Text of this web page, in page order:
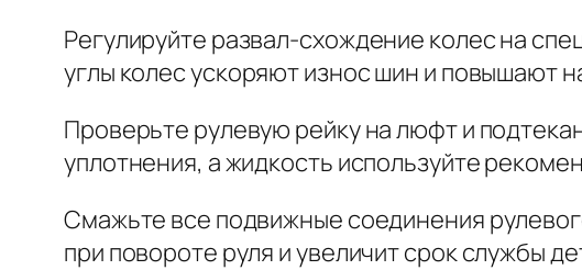
Регулируйте развал-схождение колес на
углы колес ускоряют износ шин и повышают
Проверьте рулевую рейку на люфт и
уплотнения, а жидкость используйте
Смажьте все подвижные соединения
при повороте руля и увеличит срок службы